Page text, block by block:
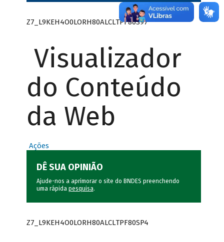
Z7_L9KEH4O0LORH80ALCLTPF80S97
Visualizador
do Conteúdo
da Web
Ações
DÊ SUA OPINIÃO
Ajude-nos a aprimorar o site do BNDES preenchendo
uma rápida pesquisa.
Z7_L9KEH4O0LORH80ALCLTPF80SP4